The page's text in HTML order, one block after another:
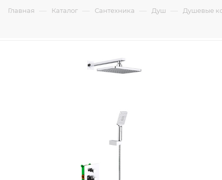
Главная — Каталог — Сантехника — Душ — Душевые